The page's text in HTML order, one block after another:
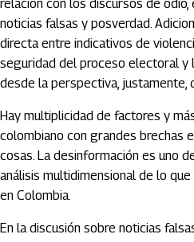
relación con los discursos de
noticias falsas y posverdad.
directa entre indicativos de
seguridad del proceso electoral y
desde la perspectiva, justamente,
Hay multiplicidad de factores y
colombiano con grandes brechas
cosas. La desinformación es uno
análisis multidimensional de lo
en Colombia.
En la discusión sobre noticias